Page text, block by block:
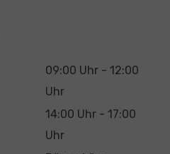
09:00 Uhr - 12:00
Uhr
14:00 Uhr - 17:00
Uhr